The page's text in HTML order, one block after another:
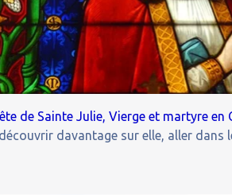
de Sainte Julie, Vierge et martyre en
davantage sur elle, aller dans